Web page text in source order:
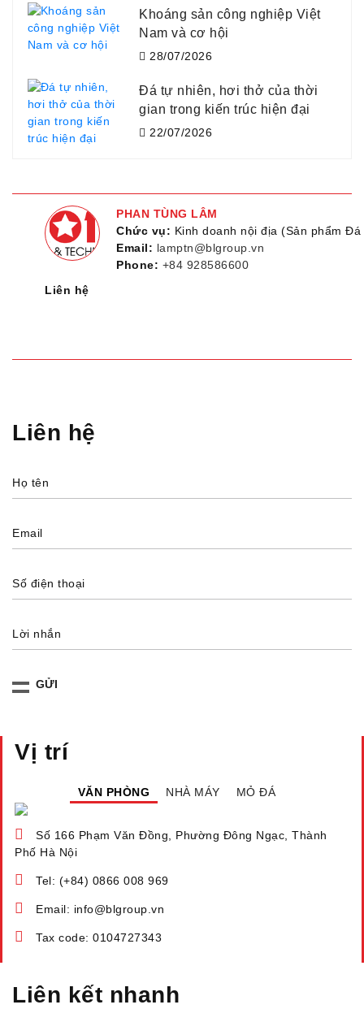
Khoáng sản công nghiệp Việt
Nam và cơ hội
28/07/2026
Đá tự nhiên, hơi thở của thời
gian trong kiến trúc hiện đại
22/07/2026
PHAN TÙNG LÂM
Chức vụ: Kinh doanh nội địa (Sản phẩm Đá
Email: lamptn@blgroup.vn
Phone: +84 928586600
Liên hệ
Liên hệ
Họ tên
Email
Số điện thoại
Lời nhắn
Vị trí
VĂN PHÒNG NHÀ MÁY MỎ ĐÁ
Số 166 Phạm Văn Đồng, Phường Đông Ngạc, Thành
Phố Hà Nội
Tel: (+84) 0866 008 969
Email: info@blgroup.vn
Tax code: 0104727343
Liên kết nhanh